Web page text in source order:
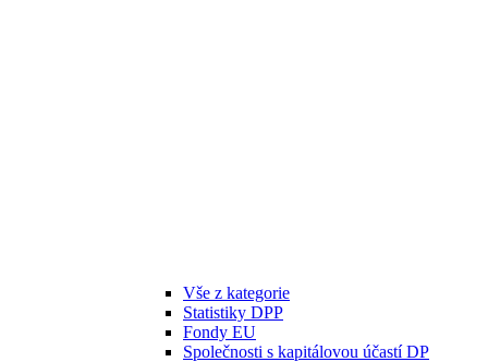
Vše z kategorie
Statistiky DPP
Fondy EU
Společnosti s kapitálovou účastí DP